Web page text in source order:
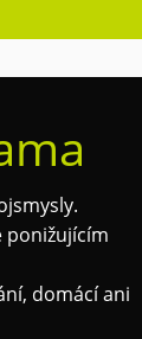
ponižujícím
domácí ani